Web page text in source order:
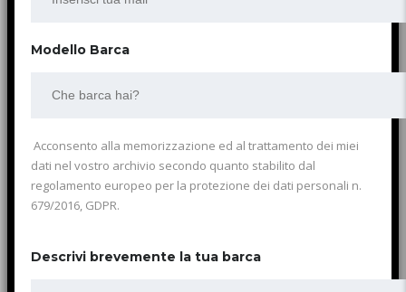
Modello Barca
Acconsento alla memorizzazione ed al trattamento dei miei
dati nel vostro archivio secondo quanto stabilito dal
regolamento europeo per la protezione dei dati personali n.
679/2016, GDPR.
Descrivi brevemente la tua barca